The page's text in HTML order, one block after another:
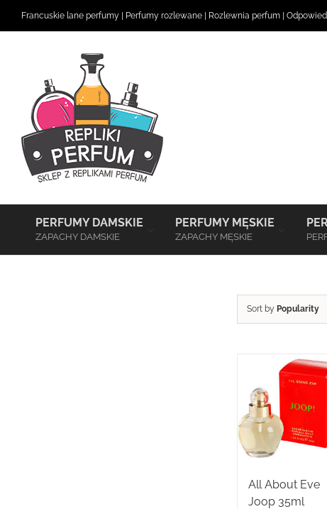
content
Francuskie lane perfumy Perfumy rozlewane Rozlewnia perfum
PERFUMY DAMSKIE
ZAPACHY DAMSKIE
PERFUMY MĘSKIE
ZAPACHY MĘSKIE
Sort by Popularity
All About Eve
Joop 35ml